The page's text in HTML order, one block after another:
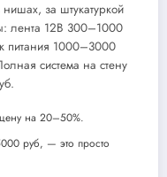
за штукатуркой
лента 12В 300–1000
1000–3000
система на стену
цену на 20–50%.
руб, — это просто